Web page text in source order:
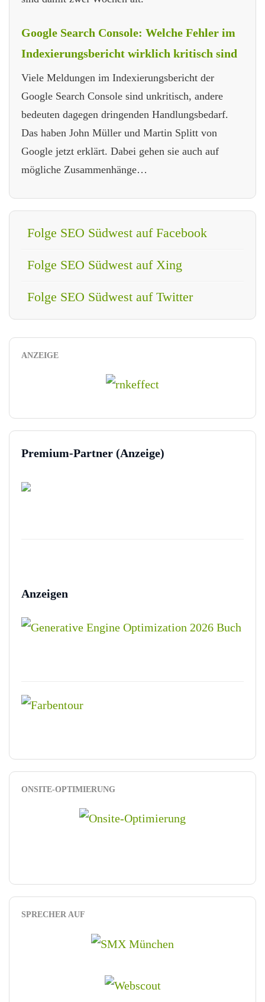
Google Search Console: Welche Fehler im
Indexierungsbericht wirklich kritisch sind
Viele Meldungen im Indexierungsbericht der
Google Search Console sind unkritisch, andere
bedeuten dagegen dringenden Handlungsbedarf.
Das haben John Müller und Martin Splitt von
Google jetzt erklärt. Dabei gehen sie auch auf
mögliche Zusammenhänge…
Folge SEO Südwest auf Facebook
Folge SEO Südwest auf Xing
Folge SEO Südwest auf Twitter
ANZEIGE
Premium-Partner (Anzeige)
Anzeigen
ONSITE-OPTIMIERUNG
SPRECHER AUF